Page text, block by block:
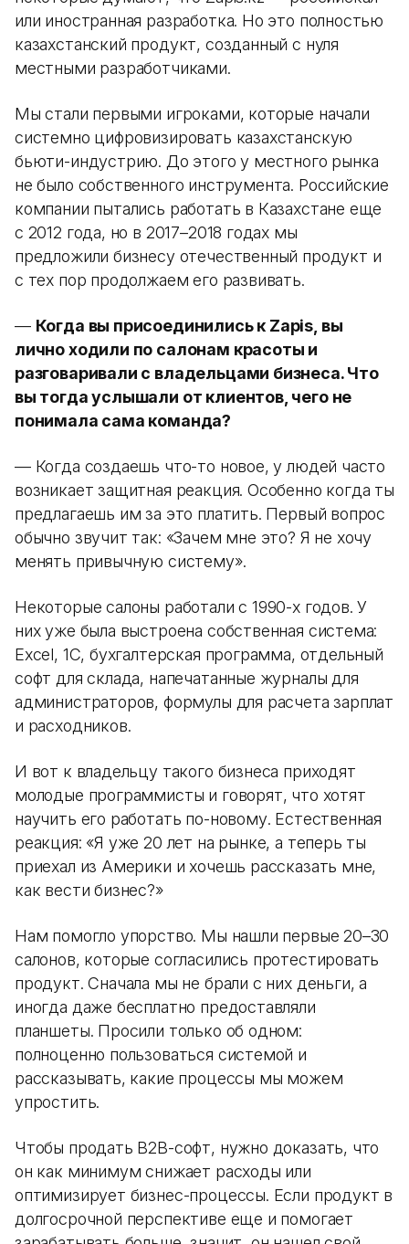
или иностранная разработка. Но это полностью
казахстанский продукт, созданный с нуля
местными разработчиками.
Мы стали первыми игроками, которые начали
системно цифровизировать казахстанскую
бьюти-индустрию. До этого у местного рынка
не было собственного инструмента. Российские
компании пытались работать в Казахстане еще
с 2012 года, но в 2017–2018 годах мы
предложили бизнесу отечественный продукт и
с тех пор продолжаем его развивать.
— Когда вы присоединились к Zapis, вы
лично ходили по салонам красоты и
разговаривали с владельцами бизнеса. Что
вы тогда услышали от клиентов, чего не
понимала сама команда?
— Когда создаешь что-то новое, у людей часто
возникает защитная реакция. Особенно когда ты
предлагаешь им за это платить. Первый вопрос
обычно звучит так: «Зачем мне это? Я не хочу
менять привычную систему».
Некоторые салоны работали с 1990-х годов. У
них уже была выстроена собственная система:
Excel, 1С, бухгалтерская программа, отдельный
софт для склада, напечатанные журналы для
администраторов, формулы для расчета зарплат
и расходников.
И вот к владельцу такого бизнеса приходят
молодые программисты и говорят, что хотят
научить его работать по-новому. Естественная
реакция: «Я уже 20 лет на рынке, а теперь ты
приехал из Америки и хочешь рассказать мне,
как вести бизнес?»
Нам помогло упорство. Мы нашли первые 20–30
салонов, которые согласились протестировать
продукт. Сначала мы не брали с них деньги, а
иногда даже бесплатно предоставляли
планшеты. Просили только об одном:
полноценно пользоваться системой и
рассказывать, какие процессы мы можем
упростить.
Чтобы продать B2B-софт, нужно доказать, что
он как минимум снижает расходы или
оптимизирует бизнес-процессы. Если продукт в
долгосрочной перспективе еще и помогает